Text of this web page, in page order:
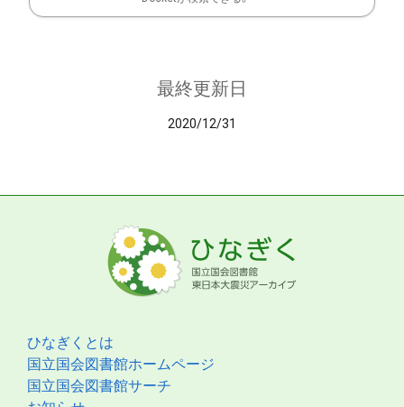
最終更新日
2020/12/31
ひなぎくとは
国立国会図書館ホームページ
国立国会図書館サーチ